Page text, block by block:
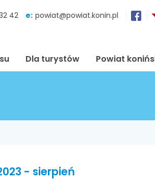
42 e: powiat@powiat.konin.pl
Dla turystów Powiat
- sierpień